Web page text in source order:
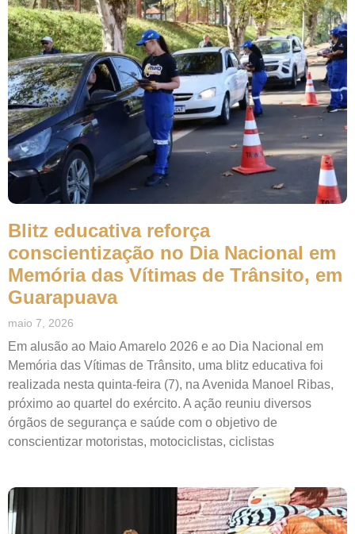
Blitz educativa reforça
conscientização no Dia Nacional em
Memória das Vítimas de Trânsito, em
Guarapuava
maio 7, 2026
Em alusão ao Maio Amarelo 2026 e ao Dia Nacional em
Memória das Vítimas de Trânsito, uma blitz educativa foi
realizada nesta quinta-feira (7), na Avenida Manoel Ribas,
próximo ao quartel do exército. A ação reuniu diversos
órgãos de segurança e saúde com o objetivo de
conscientizar motoristas, motociclistas, ciclistas